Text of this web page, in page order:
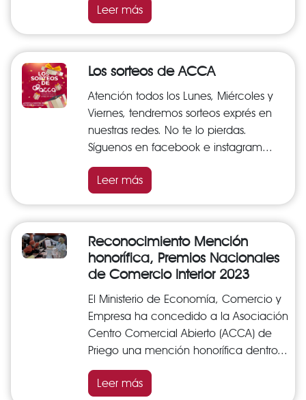
Leer más
Los sorteos de ACCA
Atención todos los Lunes, Miércoles y
Viernes, tendremos sorteos exprés en
nuestras redes. No te lo pierdas.
Síguenos en facebook e instagram...
Leer más
Reconocimiento Mención
honorífica, Premios Nacionales
de Comercio Interior 2023
El Ministerio de Economía, Comercio y
Empresa ha concedido a la Asociación
Centro Comercial Abierto (ACCA) de
Priego una mención honorífica dentro...
Leer más